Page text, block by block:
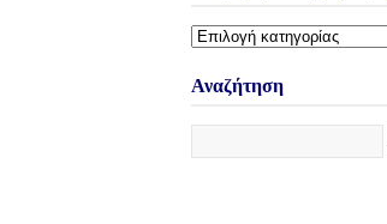
Διάφορες
Άρθρων
Αναζήτηση